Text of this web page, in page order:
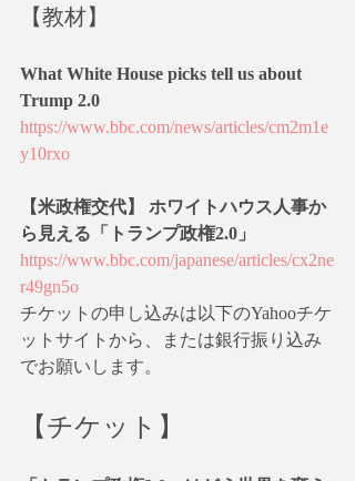
【教材】
What White House picks tell us about
Trump 2.0
https://www.bbc.com/news/articles/cm2m1e
y10rxo
【米政権交代】 ホワイトハウス人事か
ら見える「トランプ政権2.0」
https://www.bbc.com/japanese/articles/cx2ne
r49gn5o
チケットの申し込みは以下のYahooチケ
ットサイトから、または銀行振り込み
でお願いします。
【チケット】